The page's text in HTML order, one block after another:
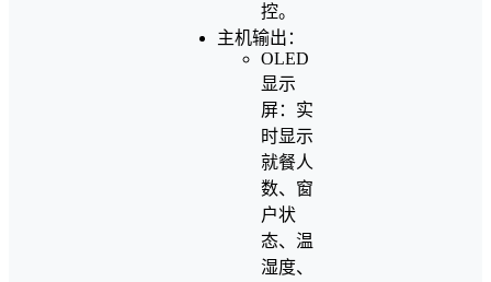
控。
主机输出：
OLED
显示
屏：实
时显示
就餐人
数、窗
户状
态、温
湿度、